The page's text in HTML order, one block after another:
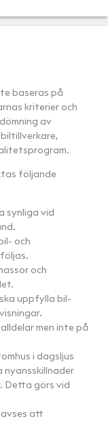
baseras på
kriterier och
av
följande
synliga vid
och
och
uppfylla bil-
men inte på
i dagsljus
nyansskillnader
Detta görs vid
att